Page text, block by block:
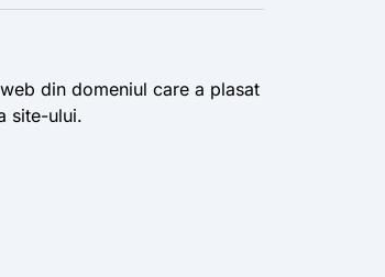
din domeniul care a plasat
site-ului.